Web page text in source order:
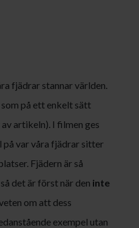
fjädrar stannar världen.
på ett enkelt sätt
artikeln). I filmen ges
på var våra fjädrar sitter
Fjädern är så
det är först när den inte
om att dess
exempel utan